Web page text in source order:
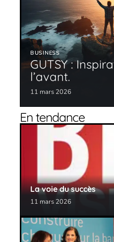
BUSINESS
GUTSY :
l’avant.
11 mars 2026
En tendance
La voie du succès
11 mars 2026